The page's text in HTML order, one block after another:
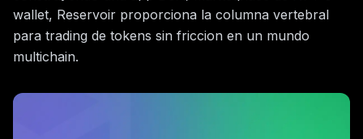
wallet, Reservoir proporciona la columna vertebral
para trading de tokens sin friccion en un mundo
multichain.